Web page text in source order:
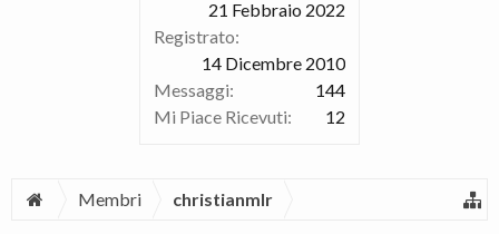
21 Febbraio 2022
Registrato:
14 Dicembre 2010
Messaggi:
144
Mi Piace Ricevuti:
12
Membri christianmlr